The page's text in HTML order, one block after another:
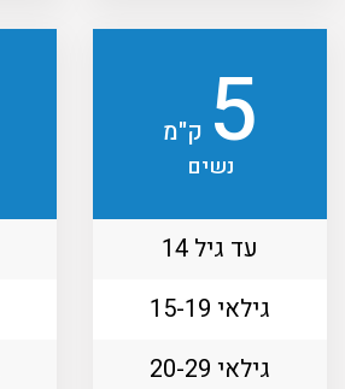
5 ק"מ
נשים
עד גיל 14
גילאי 15-19
גילאי 20-29